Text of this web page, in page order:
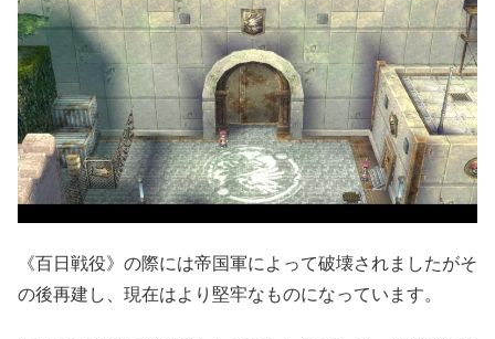
《百日戦役》の際には帝国軍によって破壊されましたがそ
の後再建し、現在はより堅牢なものになっています。